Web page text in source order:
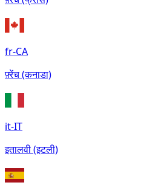
fr-CA
फ़्रेंच (कनाडा)
it-IT
इतालवी (इटली)